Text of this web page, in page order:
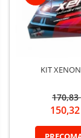
KIT
170,83